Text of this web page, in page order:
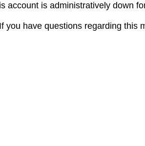
account is administratively down
If you have questions regarding this